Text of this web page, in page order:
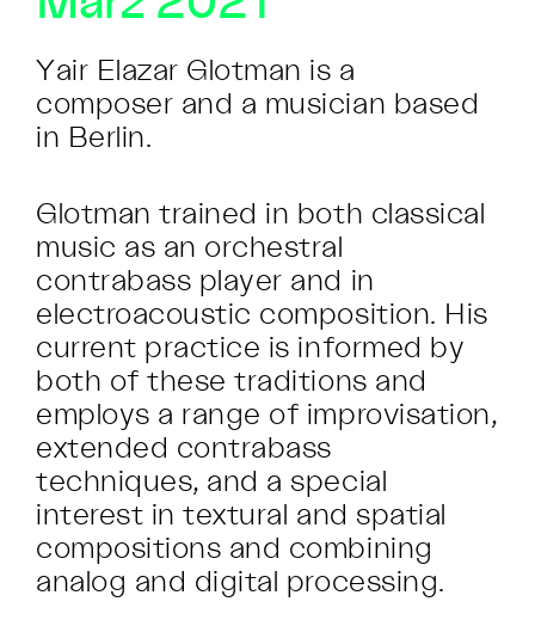
Yair Elazar Glotman is a
composer and a musician based
in Berlin.
Glotman trained in both classical
music as an orchestral
contrabass player and in
electroacoustic composition. His
current practice is informed by
both of these traditions and
employs a range of improvisation,
extended contrabass
techniques, and a special
interest in textural and spatial
compositions and combining
analog and digital processing.